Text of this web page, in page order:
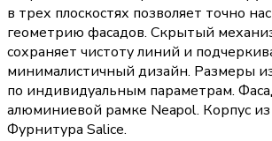
в трех плоскостях позволяет точно
геометрию фасадов. Скрытый
сохраняет чистоту линий и
минималистичный дизайн. Размеры
по индивидуальным параметрам.
алюминиевой рамке Neapol. Корпус
Фурнитура Salice.